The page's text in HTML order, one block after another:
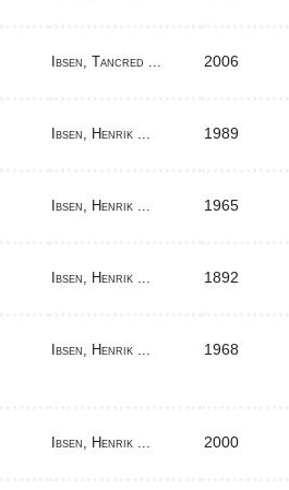
Ibsen, Tancred ... 2006
Ibsen, Henrik ... 1989
Ibsen, Henrik ... 1965
Ibsen, Henrik ... 1892
Ibsen, Henrik ... 1968
Ibsen, Henrik ... 2000